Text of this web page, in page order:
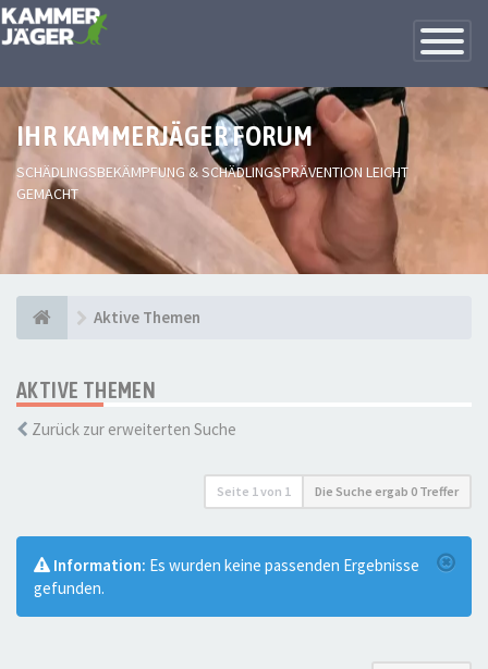
Toggle
IHR KAMMERJÄGER FORUM
SCHÄDLINGSBEKÄMPFUNG & SCHÄDLINGSPRÄVENTION LEICHT
GEMACHT
Aktive Themen
AKTIVE THEMEN
Zurück zur erweiterten Suche
Seite 1von 1 Die Suche ergab 0 Treffer
Information: Es wurden keine passenden Ergebnisse
gefunden.